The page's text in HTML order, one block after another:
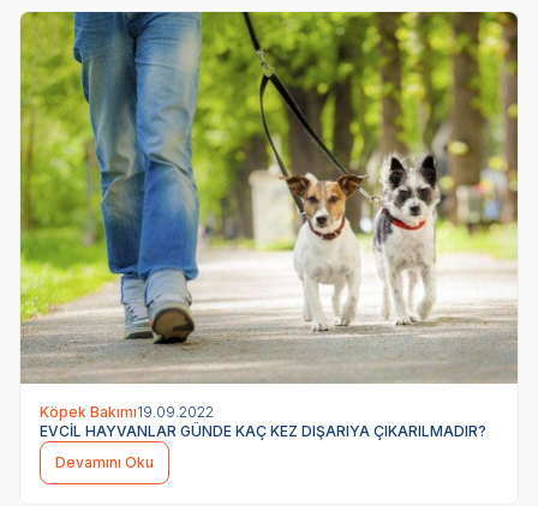
Köpek Bakımı19.09.2022
EVCİL HAYVANLAR GÜNDE KAÇ KEZ DIŞARIYA ÇIKARILMADIR?
Devamını Oku